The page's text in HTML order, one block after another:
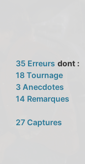
35 Erreurs dont :
18 Tournage
3 Anecdotes
14 Remarques
27 Captures